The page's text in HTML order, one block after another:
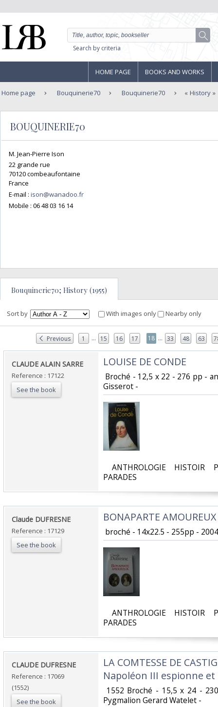
Search by criteria
HOME PAGE BOOKS AND WORKS
Home page Bouquinerie70 Bouquinerie70 History
BOUQUINERIE70
M. Jean-Pierre Ison
22 grande rue
70120 combeaufontaine
France
E-mail : ison@wanadoo.fr
Mobile : 06 48 03 16 14
Bouquinerie70; History (1955)
Sort by With images only Nearby only
Previous 1 ... 15 16 17 18 ... 33 48 63
‎CLAUDE ALAIN SARRE‎
Reference : 17122
See the book
‎LOUISE DE CONDE ‎
Broché - 12,5 x 22 - 276 pp -
Gisserot -‎
ANTHROLOGIE HISTOIR
PARADES‎
‎Claude DUFRESNE‎
Reference : 17129
See the book
‎BONAPARTE AMOUREUX‎
broché - 14x22.5 - 255pp -
ANTHROLOGIE HISTOIR
PARADES‎
‎CLAUDE DUFRESNE ‎
Reference : 17069
(1552)
See the book
‎LA COMTESSE DE
Napoléon III espionne
1552 Broché - 15,5 x 24 -
Pygmalion Gerard Watelet - ‎